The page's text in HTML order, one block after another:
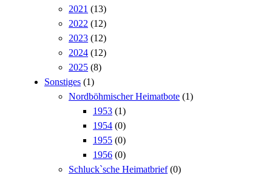
2021 (13)
2022 (12)
2023 (12)
2024 (12)
2025 (8)
Sonstiges (1)
Nordböhmischer Heimatbote (1)
1953 (1)
1954 (0)
1955 (0)
1956 (0)
Schluck`sche Heimatbrief (0)